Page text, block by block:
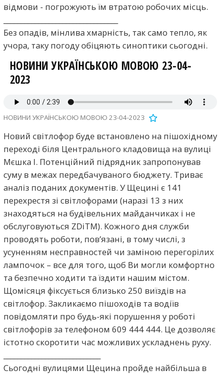
відмови - погрожують їм втратою робочих місць.
Без опадів, мінлива хмарність, так само тепло, як
учора, таку погоду обіцяють синоптики сьогодні.
НОВИНИ УКРАЇНСЬКОЮ МОВОЮ 23-04-
2023
НОВИНИ УКРАЇНСЬКОЮ МОВОЮ 23-04-2023
Новий світлофор буде встановлено на пішохідному
переході біля Центрального кладовища на вулиці
Мєшка І. Потенційний підрядник запропонував
суму в межах передбачуваного бюджету. Триває
аналіз поданих документів. У Щецині є 141
перехрестя зі світлофорами (наразі 13 з них
знаходяться на будівельних майданчиках і не
обслуговуються ZDiTM). Кожного дня служби
проводять роботи, пов’язані, в тому числі, з
усуненням несправностей чи заміною перегорілих
лампочок – все для того, щоб Ви могли комфортно
та безпечно ходити та їздити нашим містом.
Щомісяця фіксується близько 250 виїздів на
світлофор. Закликаємо пішоходів та водіїв
повідомляти про будь-які порушення у роботі
світлофорів за телефоном 609 444 444. Це дозволяє
істотно скоротити час можливих ускладнень руху.
Сьогодні вулицями Щецина пройде найбільша в